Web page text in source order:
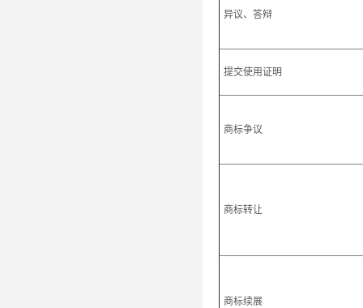
异议、答辩
提交使用证明
商标争议
商标转让
商标续展